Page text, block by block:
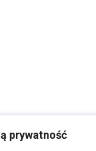
prywatność
ekspertem
z nami